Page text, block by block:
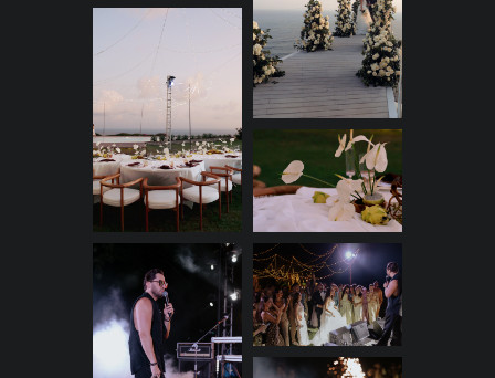
Встреча молодых,
прилетевших на
вертолёте
Все гости сидят на крыле
самолета и предвкушают
появление пары. А оно было
поистине впечатляющим —
жених и невеста прилетели на
место торжества прямо на
вертолёте! Ведущий
рассказывает историю слияния